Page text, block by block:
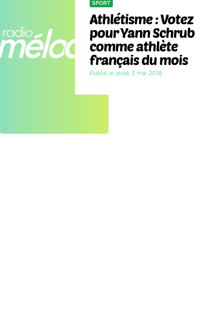
SPORT
Athlétisme : Votez
pour Yann Schrub
comme athlète
français du mois
Publié le jeudi 3 mai 2018